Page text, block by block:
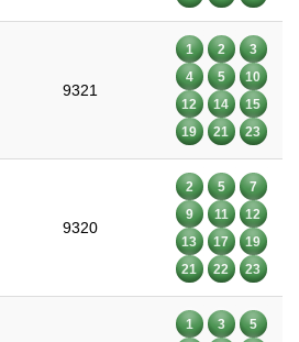
9321
1 2
3
4
5
10
12
14
15
19
21 23
9320
2 5
7
9
11
12
13
17
19
21
22 23
1 3
5